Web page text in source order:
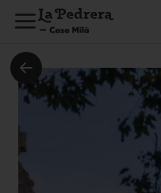
가격
성인 용품
청소년(12~17세)
어린이(0~11세)
65세 이상 시니어